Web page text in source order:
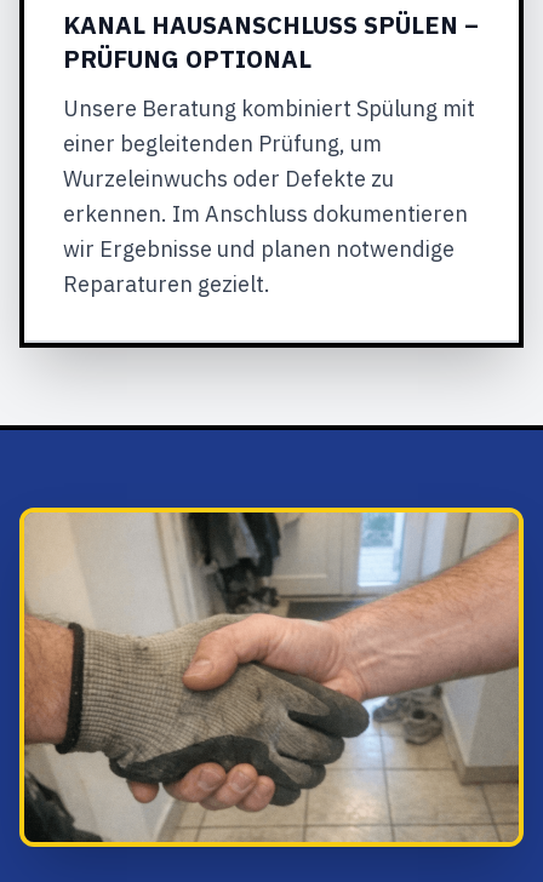
KANAL HAUSANSCHLUSS SPÜLEN –
PRÜFUNG OPTIONAL
Unsere Beratung kombiniert Spülung mit
einer begleitenden Prüfung, um
Wurzeleinwuchs oder Defekte zu
erkennen. Im Anschluss dokumentieren
wir Ergebnisse und planen notwendige
Reparaturen gezielt.